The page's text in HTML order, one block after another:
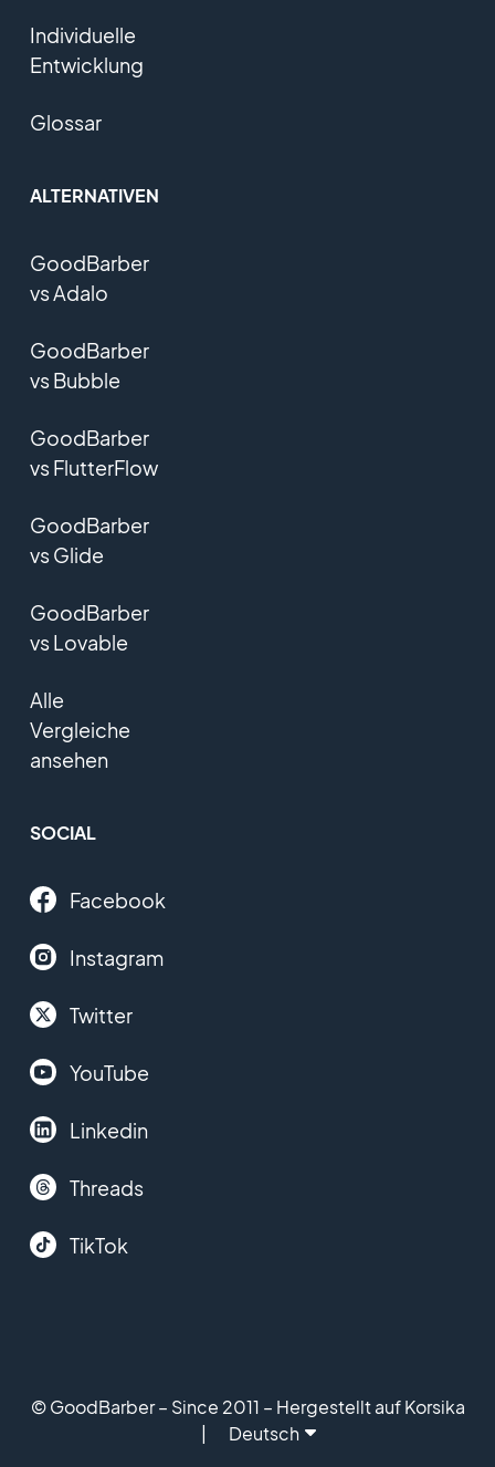
Individuelle
Entwicklung
Glossar
ALTERNATIVEN
GoodBarber
vs Adalo
GoodBarber
vs Bubble
GoodBarber
vs FlutterFlow
GoodBarber
vs Glide
GoodBarber
vs Lovable
Alle
Vergleiche
ansehen
SOCIAL
Facebook
Instagram
Twitter
YouTube
Linkedin
Threads
TikTok
© GoodBarber – Since 2011 – Hergestellt auf Korsika
Deutsch